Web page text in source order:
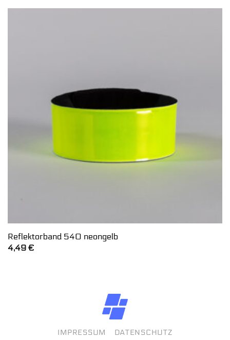
Reflektorband 540 neongelb
4,49 €
IMPRESSUM DATENSCHUTZ